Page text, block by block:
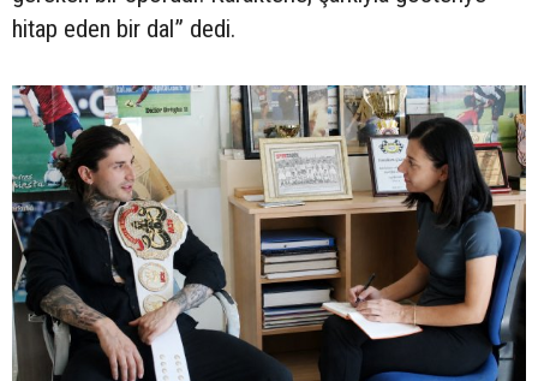
hitap eden bir dal” dedi.